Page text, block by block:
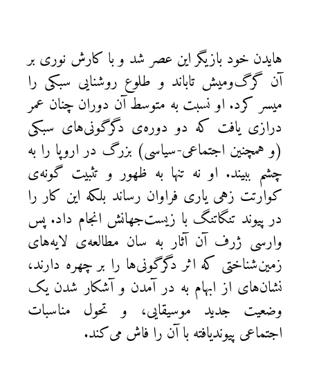
هایدن خود بازیگر این عصر شد و با کارش نوری بر
آن گرگ‌ومیش تاباند و طلوع روشنایی سبکی را
میسر کرد. او نسبت به متوسط آن دوران چنان عمر
درازی یافت که دو دوره‌ی دگرگونی‌های سبکی
(و همچنین اجتماعی-سیاسی) بزرگ در اروپا را به
چشم ببیند. او نه تنها به ظهور و تثبیت گونه‌ی
کوارتت زهی یاری فراوان رساند بلکه این کار را
در پیوند تنگاتنگ با زیست‌جهانش انجام داد. پس
وارسی ژرف آن آثار به سان مطالعه‌ی لایه‌های
زمین‌شناختی که اثر دگرگونی‌ها را بر چهره دارند،
نشان‌های از ابهام به در آمدن و آشکار شدن یک
وضعیت جدید موسیقایی، و تحول مناسبات
اجتماعی پیوندیافته با آن را فاش می‌کند.